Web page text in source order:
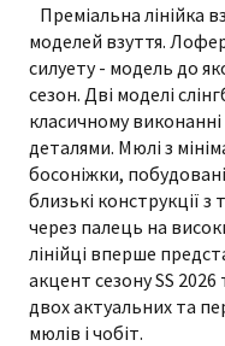
Преміальна лінійка
моделей взуття.
силуету - модель до
сезон. Дві моделі
класичному
деталями. Мюлі з
босоніжки, побудовані
близькі конструкції
через палець на
лінійці вперше
акцент сезону SS 2026
двох актуальних та
мюлів і чобіт.